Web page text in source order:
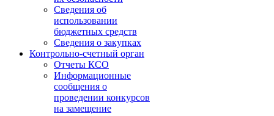
Сведения об
использовании
бюджетных средств
Сведения о закупках
Контрольно-счетный орган
Отчеты КСО
Информационные
сообщения о
проведении конкурсов
на замещение